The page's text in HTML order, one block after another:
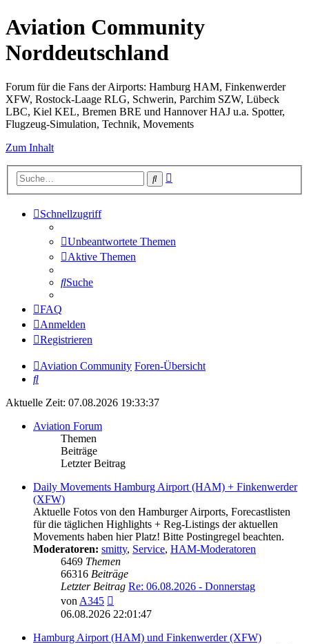
Aviation Community
Norddeutschland
Forum für die Fans der Airports: Hamburg HAM, Finkenwerder
XFW, Rostock-Laage RLG, Schwerin, Parchim SZW, Lübeck
LBC, Kiel KEL, Bremen BRE und Hannover HAJ u.a. Spotter,
Flugzeug-Simulation, Technik, Movements
Zum Inhalt
Suche
Schnellzugriff
Unbeantwortete Themen
Aktive Themen
Suche
FAQ
Anmelden
Registrieren
Aviation Community Foren-Übersicht
Suche
Aktuelle Zeit: 07.08.2026 19:33:37
Aviation Forum
Themen
Beiträge
Letzter Beitrag
Daily Movements Hamburg Airport (HAM) + Finkenwerder
(XFW)
Aktuelle Fotos von den Hamburger Airports, Forecastlisten
für die täglichen Highlights + Reg-Listings der aktuellen
Movements haben hier Platz! Bitte Postingregel beachten.
Moderatoren: smitty, Service, HAM-Moderatoren
6469 Themen
66316 Beiträge
Letzter Beitrag Re: 06.08.2026 - Donnerstag
vonA345
Beitrag
06.08.2026 22:01:47
Hamburg Airport (HAM) und Finkenwerder (XFW)